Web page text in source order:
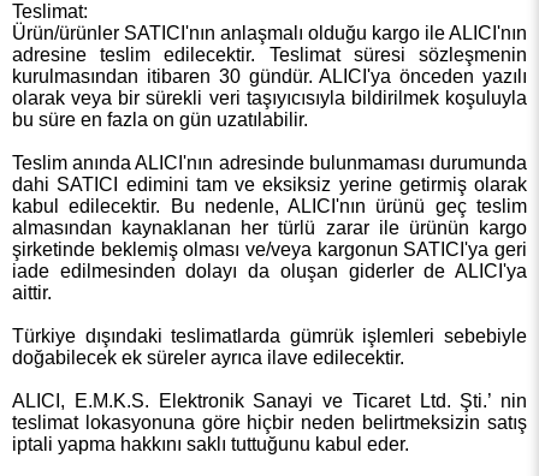
Teslimat:
Ürün/ürünler SATICI'nın anlaşmalı olduğu kargo ile ALICI'nın
adresine teslim edilecektir. Teslimat süresi sözleşmenin
kurulmasından itibaren 30 gündür. ALICI'ya önceden yazılı
olarak veya bir sürekli veri taşıyıcısıyla bildirilmek koşuluyla
bu süre en fazla on gün uzatılabilir.
Teslim anında ALICI'nın adresinde bulunmaması durumunda
dahi SATICI edimini tam ve eksiksiz yerine getirmiş olarak
kabul edilecektir. Bu nedenle, ALICI'nın ürünü geç teslim
almasından kaynaklanan her türlü zarar ile ürünün kargo
şirketinde beklemiş olması ve/veya kargonun SATICI'ya geri
iade edilmesinden dolayı da oluşan giderler de ALICI'ya
aittir.
Türkiye dışındaki teslimatlarda gümrük işlemleri sebebiyle
doğabilecek ek süreler ayrıca ilave edilecektir.
ALICI, E.M.K.S. Elektronik Sanayi ve Ticaret Ltd. Şti.’ nin
teslimat lokasyonuna göre hiçbir neden belirtmeksizin satış
iptali yapma hakkını saklı tuttuğunu kabul eder.